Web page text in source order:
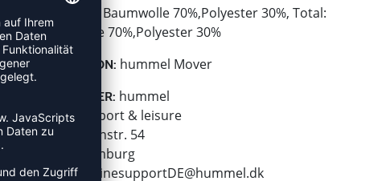
Baumwolle 70%,Polyester 30%, Total:
Baumwolle 70%,Polyester 30%
KOLLEKTION: hummel Mover
HERSTELLER: hummel
hummel sport & leisure
Leverkusenstr. 54
22761 Hamburg
E-Mail:
onlinesupportDE@hummel.dk